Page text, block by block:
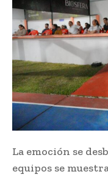
La emoción se
equipos se